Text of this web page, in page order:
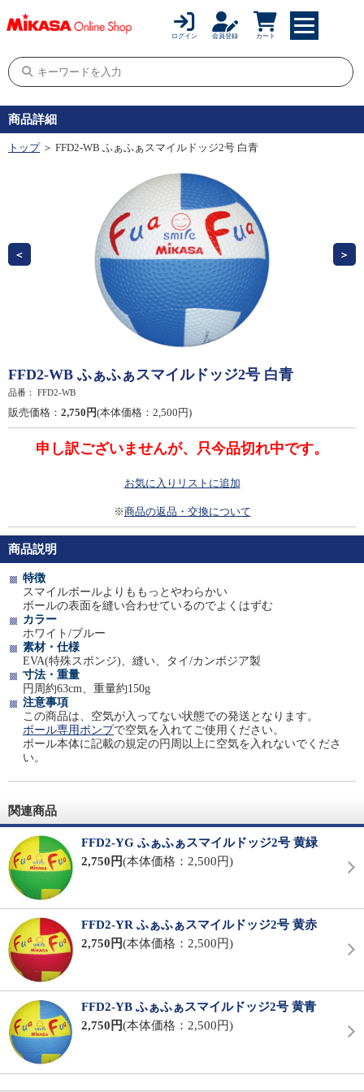
ログイン 会員登録 カート
商品詳細
トップ＞ FFD2-WB ふぁふぁスマイルドッジ2号 白青
FFD2-WB ふぁふぁスマイルドッジ2号 白青
品番： FFD2-WB
販売価格： 2,750円(本体価格：2,500円)
申し訳ございませんが、只今品切れ中です。
お気に入りリストに追加
※商品の返品・交換について
商品説明
特徴
スマイルボールよりももっとやわらかい
ボールの表面を縫い合わせているのでよくはずむ
カラー
ホワイト/ブルー
素材・仕様
EVA(特殊スポンジ)、縫い、タイ/カンボジア製
寸法・重量
円周約63cm、重量約150g
注意事項
この商品は、空気が入ってない状態での発送となります。
ボール専用ポンプで空気を入れてご使用ください。
ボール本体に記載の規定の円周以上に空気を入れないでくださ
い。
関連商品
FFD2-YG ふぁふぁスマイルドッジ2号 黄緑
2,750円(本体価格：2,500円)
FFD2-YR ふぁふぁスマイルドッジ2号 黄赤
2,750円(本体価格：2,500円)
FFD2-YB ふぁふぁスマイルドッジ2号 黄青
2,750円(本体価格：2,500円)